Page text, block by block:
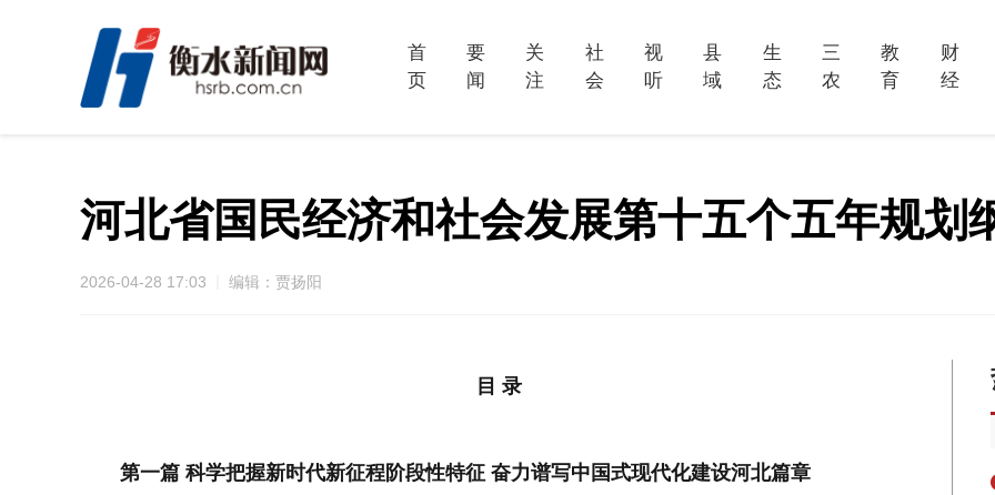
首
页
要
闻
关
注
社
会
视
听
县
域
生
态
三
农
教
育
财
经
河北省国民经济和社会发展第十五个五年规划
2026-04-28 17:03 编辑：贾扬阳
目 录
第一篇 科学把握新时代新征程阶段性特征 奋力谱写中国式现代化建设河北篇章